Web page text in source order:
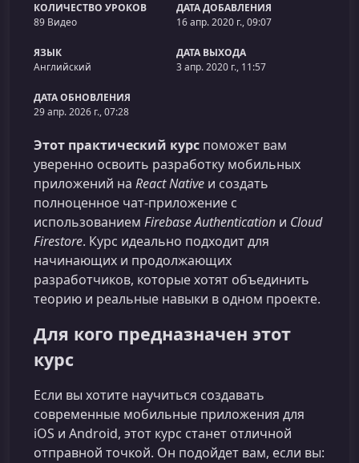
КОЛИЧЕСТВО УРОКОВ
89 Видео
ДАТА ДОБАВЛЕНИЯ
16 апр. 2020 г., 09:07
ЯЗЫК
Английский
ДАТА ВЫХОДА
3 апр. 2020 г., 11:57
ДАТА ОБНОВЛЕНИЯ
29 апр. 2026 г., 07:28
Этот практический курс поможет вам
уверенно освоить разработку мобильных
приложений на React Native и создать
полноценное чат‑приложение с
использованием Firebase Authentication и Cloud
Firestore. Курс идеально подходит для
начинающих и продолжающих
разработчиков, которые хотят объединить
теорию и реальные навыки в одном проекте.
Для кого предназначен этот
курс
Если вы хотите научиться создавать
современные мобильные приложения для
iOS и Android, этот курс станет отличной
отправной точкой. Он подойдет вам, если вы: